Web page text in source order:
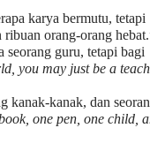
karya bermutu, tetapi
orang-orang
seorang guru, tetapi bagi
you may just be a
kanak-kanak, dan
one pen, one child,